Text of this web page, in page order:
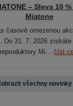
– Sleva 10
Miatone
časově omezenou
Do 31. 7. 2026
reproduktory Mi...číst
všechny novinky